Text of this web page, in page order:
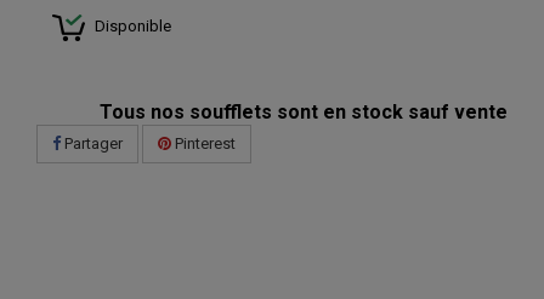
Disponible
Tous nos soufflets sont en stock sauf vente
Partager Pinterest